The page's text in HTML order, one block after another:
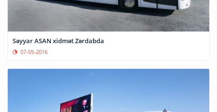
Səyyar ASAN xidmət Zərdabda
07-05-2016